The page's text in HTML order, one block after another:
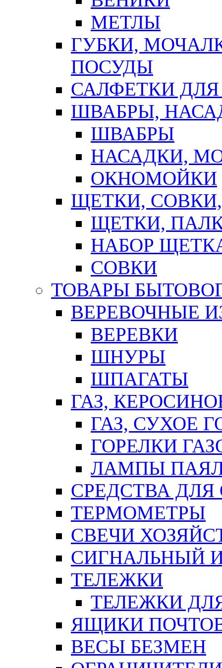
МЕТЛЫ
ГУБКИ,
ПОСУДЫ
САЛФЕТКИ
ШВАБРЫ,
ШВАБРЫ
НАСАДКИ,
ОКНОМОЙКИ
ЩЕТКИ,
ЩЕТКИ,
НАБОР
СОВКИ
ТОВАРЫ
ВЕРЕВОЧНЫЕ
ВЕРЕВКИ
ШНУРЫ
ШПАГАТЫ
ГАЗ,
ГАЗ, СУХОЕ
ГОРЕЛКИ
ЛАМПЫ
СРЕДСТВА
ТЕРМОМЕТРЫ
СВЕЧИ
СИГНАЛЬНЫЙ
ТЕЛЕЖКИ
ТЕЛЕЖКИ
ЯЩИКИ
ВЕСЫ БЕЗМЕН